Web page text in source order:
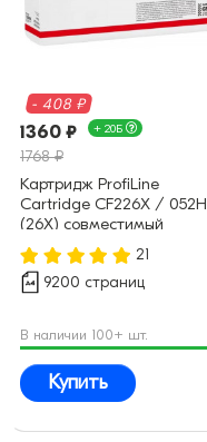
- 408 ₽
1360 ₽ + 20Б
1768 ₽
Картридж ProfiLine
Cartridge CF226X / 052H
(26X) совместимый
21
9200 страниц
В наличии 100+ шт.
Купить